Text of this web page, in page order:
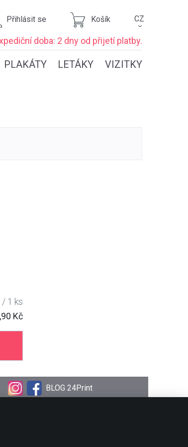
Přihlásit se Košík CZ
›
doba: 2 dny od přijetí platby.
PLAKÁTY LETÁKY VIZITKY
/ 1 ks
Kč
BLOG 24Print